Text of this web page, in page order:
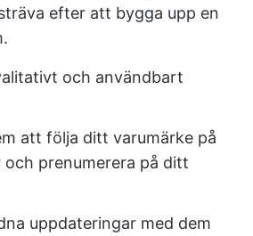
efter att bygga upp en
och användbart
att följa ditt varumärke på
och prenumerera på ditt
uppdateringar med dem